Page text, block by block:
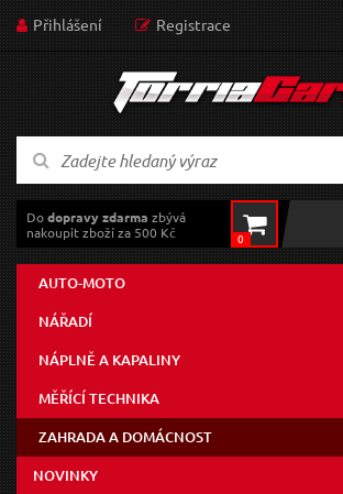
Přihlášení Registrace
Dodopravy zdarma zbývá
nakoupit zboží za 500 Kč
0
AUTO-MOTO
NÁŘADÍ
NÁPLNĚ A KAPALINY
MĚŘÍCÍ TECHNIKA
ZAHRADA A DOMÁCNOST
NOVINKY